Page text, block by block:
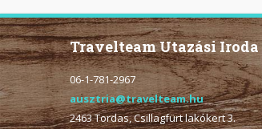
Travelteam Utazási Iroda
06-1-781-2967
ausztria@travelteam.hu
2463 Tordas, Csillagfürt lakókert 3.